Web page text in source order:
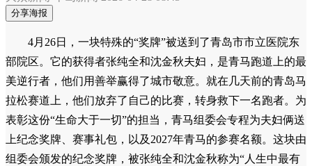
分享海报
4月26日，一块特殊的“奖牌”被送到了青岛市市立医院东
部院区。它的获得者张纯全和沈金秋夫妇，是青马跑道上的最
美逆行者，他们用善举赢得了城市敬意。就在几天前的青岛马
拉松赛道上，他们放弃了自己的比赛，转身救下一名跑者。为
表彰这份“生命大于一切”的担当，青马组委会专程为夫妇俩送
上纪念奖牌、赛事礼包，以及2027年青马的参赛名额。这块由
组委会颁发的纪念奖牌，被张纯全和沈金秋称为“人生中最有